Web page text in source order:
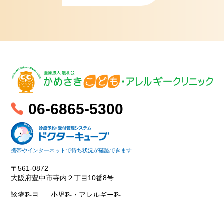
06-6865-5300
携帯やインターネットで待ち状況が確認できます
〒561-0872
大阪府豊中市寺内２丁目10番8号
診療科目
小児科・アレルギー科